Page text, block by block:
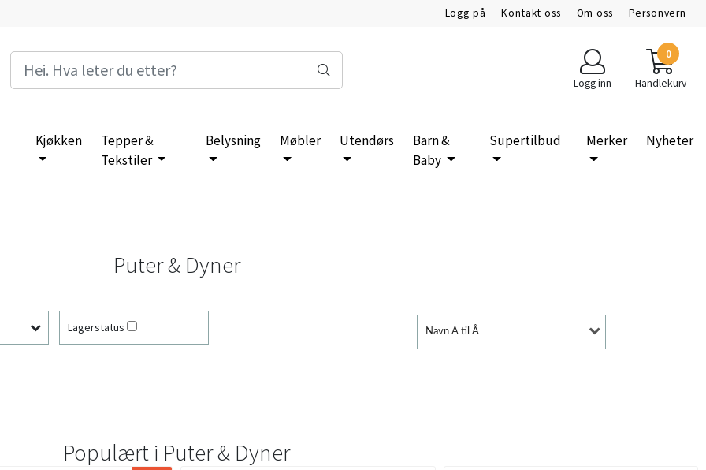
Logg på Kontakt oss Om oss Personvern
Logg inn
0
Handlekurv
Kjøkken
Tepper &
Tekstiler
Belysning Møbler Utendørs
Barn &
Baby
Supertilbud Merker Nyheter
Puter & Dyner
Lagerstatus Navn A til Å
Populært i Puter & Dyner